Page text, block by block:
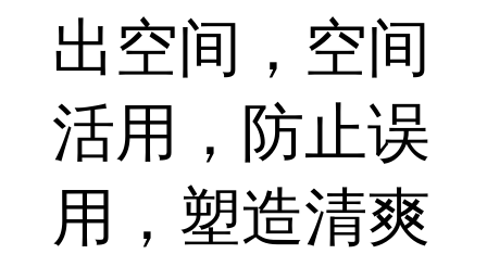
出空间，空间
活用，防止误
用，塑造清爽